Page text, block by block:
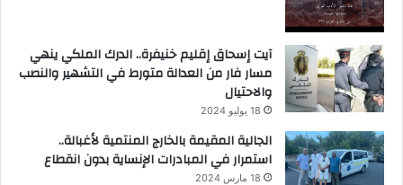
آيت إسحاق إقليم خنيفرة.. الدرك الملكي ينهي
مسار فار من العدالة متورط في التشهير والنصب
والاحتيال
18 يوليو 2024
الجالية المقيمة بالخارج المنتمية لأغبالة..
استمرار في المبادرات الإنساية بدون انقطاع
18 مارس 2024